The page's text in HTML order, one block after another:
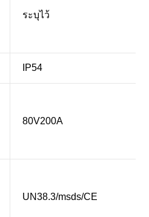
ระบุไว้
IP54
80V200A
UN38.3/msds/CE